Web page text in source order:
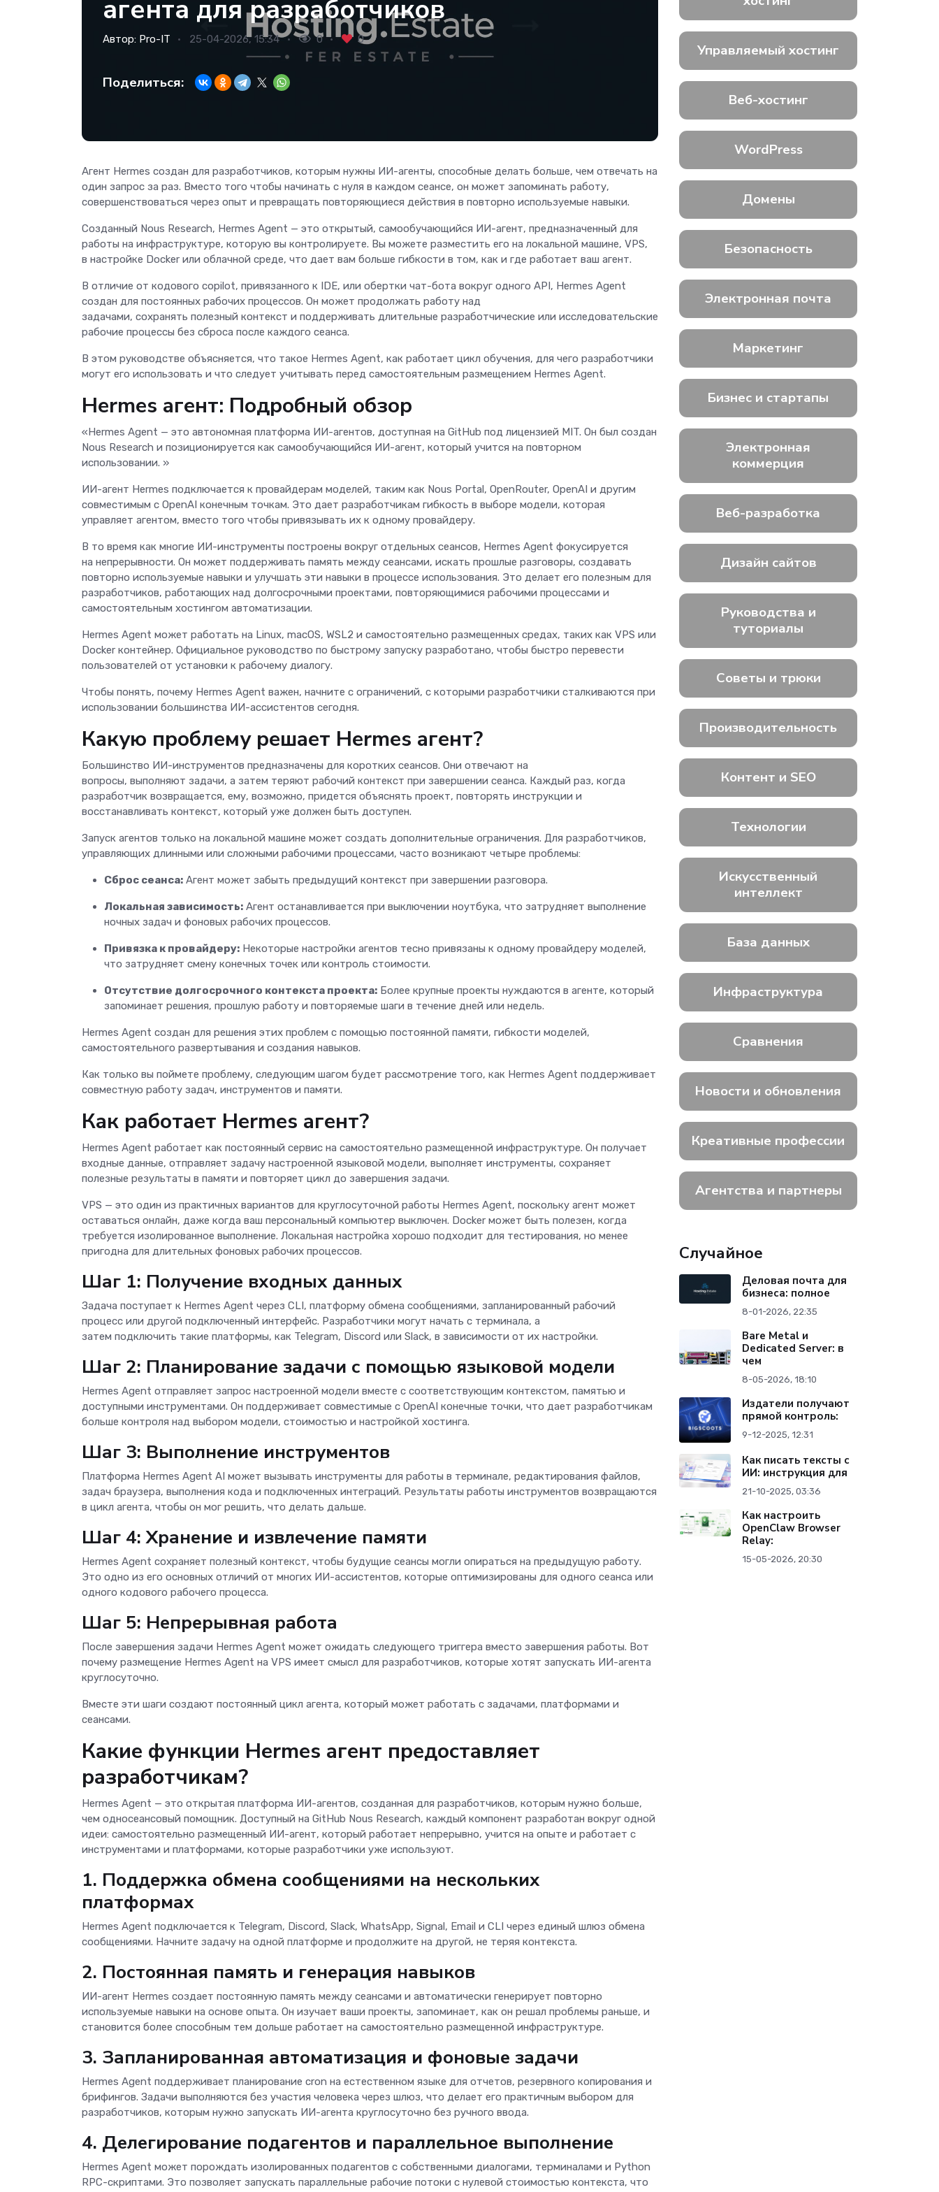
агента для разработчиков
Автор: Pro-IT 25-04-2026, 15:34 0 0
Поделиться:
Агент Hermes создан для разработчиков, которым нужны ИИ-агенты, способные делать больше, чем отвечать на
один запрос за раз. Вместо того чтобы начинать с нуля в каждом сеансе, он может запоминать работу,
совершенствоваться через опыт и превращать повторяющиеся действия в повторно используемые навыки.
Созданный Nous Research, Hermes Agent — это открытый, самообучающийся ИИ-агент, предназначенный для
работы на инфраструктуре, которую вы контролируете. Вы можете разместить его на локальной машине, VPS,
в настройке Docker или облачной среде, что дает вам больше гибкости в том, как и где работает ваш агент.
В отличие от кодового copilot, привязанного к IDE, или обертки чат-бота вокруг одного API, Hermes Agent
создан для постоянных рабочих процессов. Он может продолжать работу над
задачами, сохранять полезный контекст и поддерживать длительные разработчические или исследовательские
рабочие процессы без сброса после каждого сеанса.
В этом руководстве объясняется, что такое Hermes Agent, как работает цикл обучения, для чего разработчики
могут его использовать и что следует учитывать перед самостоятельным размещением Hermes Agent.
Hermes агент: Подробный обзор
«Hermes Agent — это автономная платформа ИИ-агентов, доступная на GitHub под лицензией MIT. Он был создан
Nous Research и позиционируется как самообучающийся ИИ-агент, который учится на повторном
использовании. »
ИИ-агент Hermes подключается к провайдерам моделей, таким как Nous Portal, OpenRouter, OpenAI и другим
совместимым с OpenAI конечным точкам. Это дает разработчикам гибкость в выборе модели, которая
управляет агентом, вместо того чтобы привязывать их к одному провайдеру.
В то время как многие ИИ-инструменты построены вокруг отдельных сеансов, Hermes Agent фокусируется
на непрерывности. Он может поддерживать память между сеансами, искать прошлые разговоры, создавать
повторно используемые навыки и улучшать эти навыки в процессе использования. Это делает его полезным для
разработчиков, работающих над долгосрочными проектами, повторяющимися рабочими процессами и
самостоятельным хостингом автоматизации.
Hermes Agent может работать на Linux, macOS, WSL2 и самостоятельно размещенных средах, таких как VPS или
Docker контейнер. Официальное руководство по быстрому запуску разработано, чтобы быстро перевести
пользователей от установки к рабочему диалогу.
Чтобы понять, почему Hermes Agent важен, начните с ограничений, с которыми разработчики сталкиваются при
использовании большинства ИИ-ассистентов сегодня.
Какую проблему решает Hermes агент?
Большинство ИИ-инструментов предназначены для коротких сеансов. Они отвечают на
вопросы, выполняют задачи, а затем теряют рабочий контекст при завершении сеанса. Каждый раз, когда
разработчик возвращается, ему, возможно, придется объяснять проект, повторять инструкции и
восстанавливать контекст, который уже должен быть доступен.
Запуск агентов только на локальной машине может создать дополнительные ограничения. Для разработчиков,
управляющих длинными или сложными рабочими процессами, часто возникают четыре проблемы:
Сброс сеанса: Агент может забыть предыдущий контекст при завершении разговора.
Локальная зависимость: Агент останавливается при выключении ноутбука, что затрудняет выполнение
ночных задач и фоновых рабочих процессов.
Привязка к провайдеру: Некоторые настройки агентов тесно привязаны к одному провайдеру моделей,
что затрудняет смену конечных точек или контроль стоимости.
Отсутствие долгосрочного контекста проекта: Более крупные проекты нуждаются в агенте, который
запоминает решения, прошлую работу и повторяемые шаги в течение дней или недель.
Hermes Agent создан для решения этих проблем с помощью постоянной памяти, гибкости моделей,
самостоятельного развертывания и создания навыков.
Как только вы поймете проблему, следующим шагом будет рассмотрение того, как Hermes Agent поддерживает
совместную работу задач, инструментов и памяти.
Как работает Hermes агент?
Hermes Agent работает как постоянный сервис на самостоятельно размещенной инфраструктуре. Он получает
входные данные, отправляет задачу настроенной языковой модели, выполняет инструменты, сохраняет
полезные результаты в памяти и повторяет цикл до завершения задачи.
VPS — это один из практичных вариантов для круглосуточной работы Hermes Agent, поскольку агент может
оставаться онлайн, даже когда ваш персональный компьютер выключен. Docker может быть полезен, когда
требуется изолированное выполнение. Локальная настройка хорошо подходит для тестирования, но менее
пригодна для длительных фоновых рабочих процессов.
Шаг 1: Получение входных данных
Задача поступает к Hermes Agent через CLI, платформу обмена сообщениями, запланированный рабочий
процесс или другой подключенный интерфейс. Разработчики могут начать с терминала, а
затем подключить такие платформы, как Telegram, Discord или Slack, в зависимости от их настройки.
Шаг 2: Планирование задачи с помощью языковой модели
Hermes Agent отправляет запрос настроенной модели вместе с соответствующим контекстом, памятью и
доступными инструментами. Он поддерживает совместимые с OpenAI конечные точки, что дает разработчикам
больше контроля над выбором модели, стоимостью и настройкой хостинга.
Шаг 3: Выполнение инструментов
Платформа Hermes Agent AI может вызывать инструменты для работы в терминале, редактирования файлов,
задач браузера, выполнения кода и подключенных интеграций. Результаты работы инструментов возвращаются
в цикл агента, чтобы он мог решить, что делать дальше.
Шаг 4: Хранение и извлечение памяти
Hermes Agent сохраняет полезный контекст, чтобы будущие сеансы могли опираться на предыдущую работу.
Это одно из его основных отличий от многих ИИ-ассистентов, которые оптимизированы для одного сеанса или
одного кодового рабочего процесса.
Шаг 5: Непрерывная работа
После завершения задачи Hermes Agent может ожидать следующего триггера вместо завершения работы. Вот
почему размещение Hermes Agent на VPS имеет смысл для разработчиков, которые хотят запускать ИИ-агента
круглосуточно.
Вместе эти шаги создают постоянный цикл агента, который может работать с задачами, платформами и
сеансами.
Какие функции Hermes агент предоставляет
разработчикам?
Hermes Agent — это открытая платформа ИИ-агентов, созданная для разработчиков, которым нужно больше,
чем односеансовый помощник. Доступный на GitHub Nous Research, каждый компонент разработан вокруг одной
идеи: самостоятельно размещенный ИИ-агент, который работает непрерывно, учится на опыте и работает с
инструментами и платформами, которые разработчики уже используют.
1. Поддержка обмена сообщениями на нескольких
платформах
Hermes Agent подключается к Telegram, Discord, Slack, WhatsApp, Signal, Email и CLI через единый шлюз обмена
сообщениями. Начните задачу на одной платформе и продолжите на другой, не теряя контекста.
2. Постоянная память и генерация навыков
ИИ-агент Hermes создает постоянную память между сеансами и автоматически генерирует повторно
используемые навыки на основе опыта. Он изучает ваши проекты, запоминает, как он решал проблемы раньше, и
становится более способным тем дольше работает на самостоятельно размещенной инфраструктуре.
3. Запланированная автоматизация и фоновые задачи
Hermes Agent поддерживает планирование cron на естественном языке для отчетов, резервного копирования и
брифингов. Задачи выполняются без участия человека через шлюз, что делает его практичным выбором для
разработчиков, которым нужно запускать ИИ-агента круглосуточно без ручного ввода.
4. Делегирование подагентов и параллельное выполнение
Hermes Agent может порождать изолированных подагентов с собственными диалогами, терминалами и Python
RPC-скриптами. Это позволяет запускать параллельные рабочие потоки с нулевой стоимостью контекста, что
Управляемый хостинг
Веб-хостинг
WordPress
Домены
Безопасность
Электронная почта
Маркетинг
Бизнес и стартапы
Электронная
коммерция
Веб-разработка
Дизайн сайтов
Руководства и
туториалы
Советы и трюки
Производительность
Контент и SEO
Технологии
Искусственный
интеллект
База данных
Инфраструктура
Сравнения
Новости и обновления
Креативные профессии
Агентства и партнеры
Случайное
Деловая почта для
бизнеса: полное
8-01-2026, 22:35
Bare Metal и
Dedicated Server: в
чем
8-05-2026, 18:10
Издатели получают
прямой контроль:
9-12-2025, 12:31
Как писать тексты с
ИИ: инструкция для
21-10-2025, 03:36
Как настроить
OpenClaw Browser
Relay:
15-05-2026, 20:30